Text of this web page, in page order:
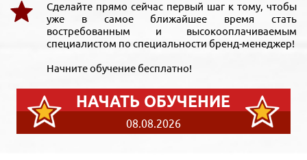
Сделайте прямо сейчас первый шаг к тому, чтобы
уже в самое ближайшее время стать
востребованным и высокооплачиваемым
специалистом по специальности бренд-менеджер!
Начните обучение бесплатно!
НАЧАТЬ ОБУЧЕНИЕ
08.08.2026